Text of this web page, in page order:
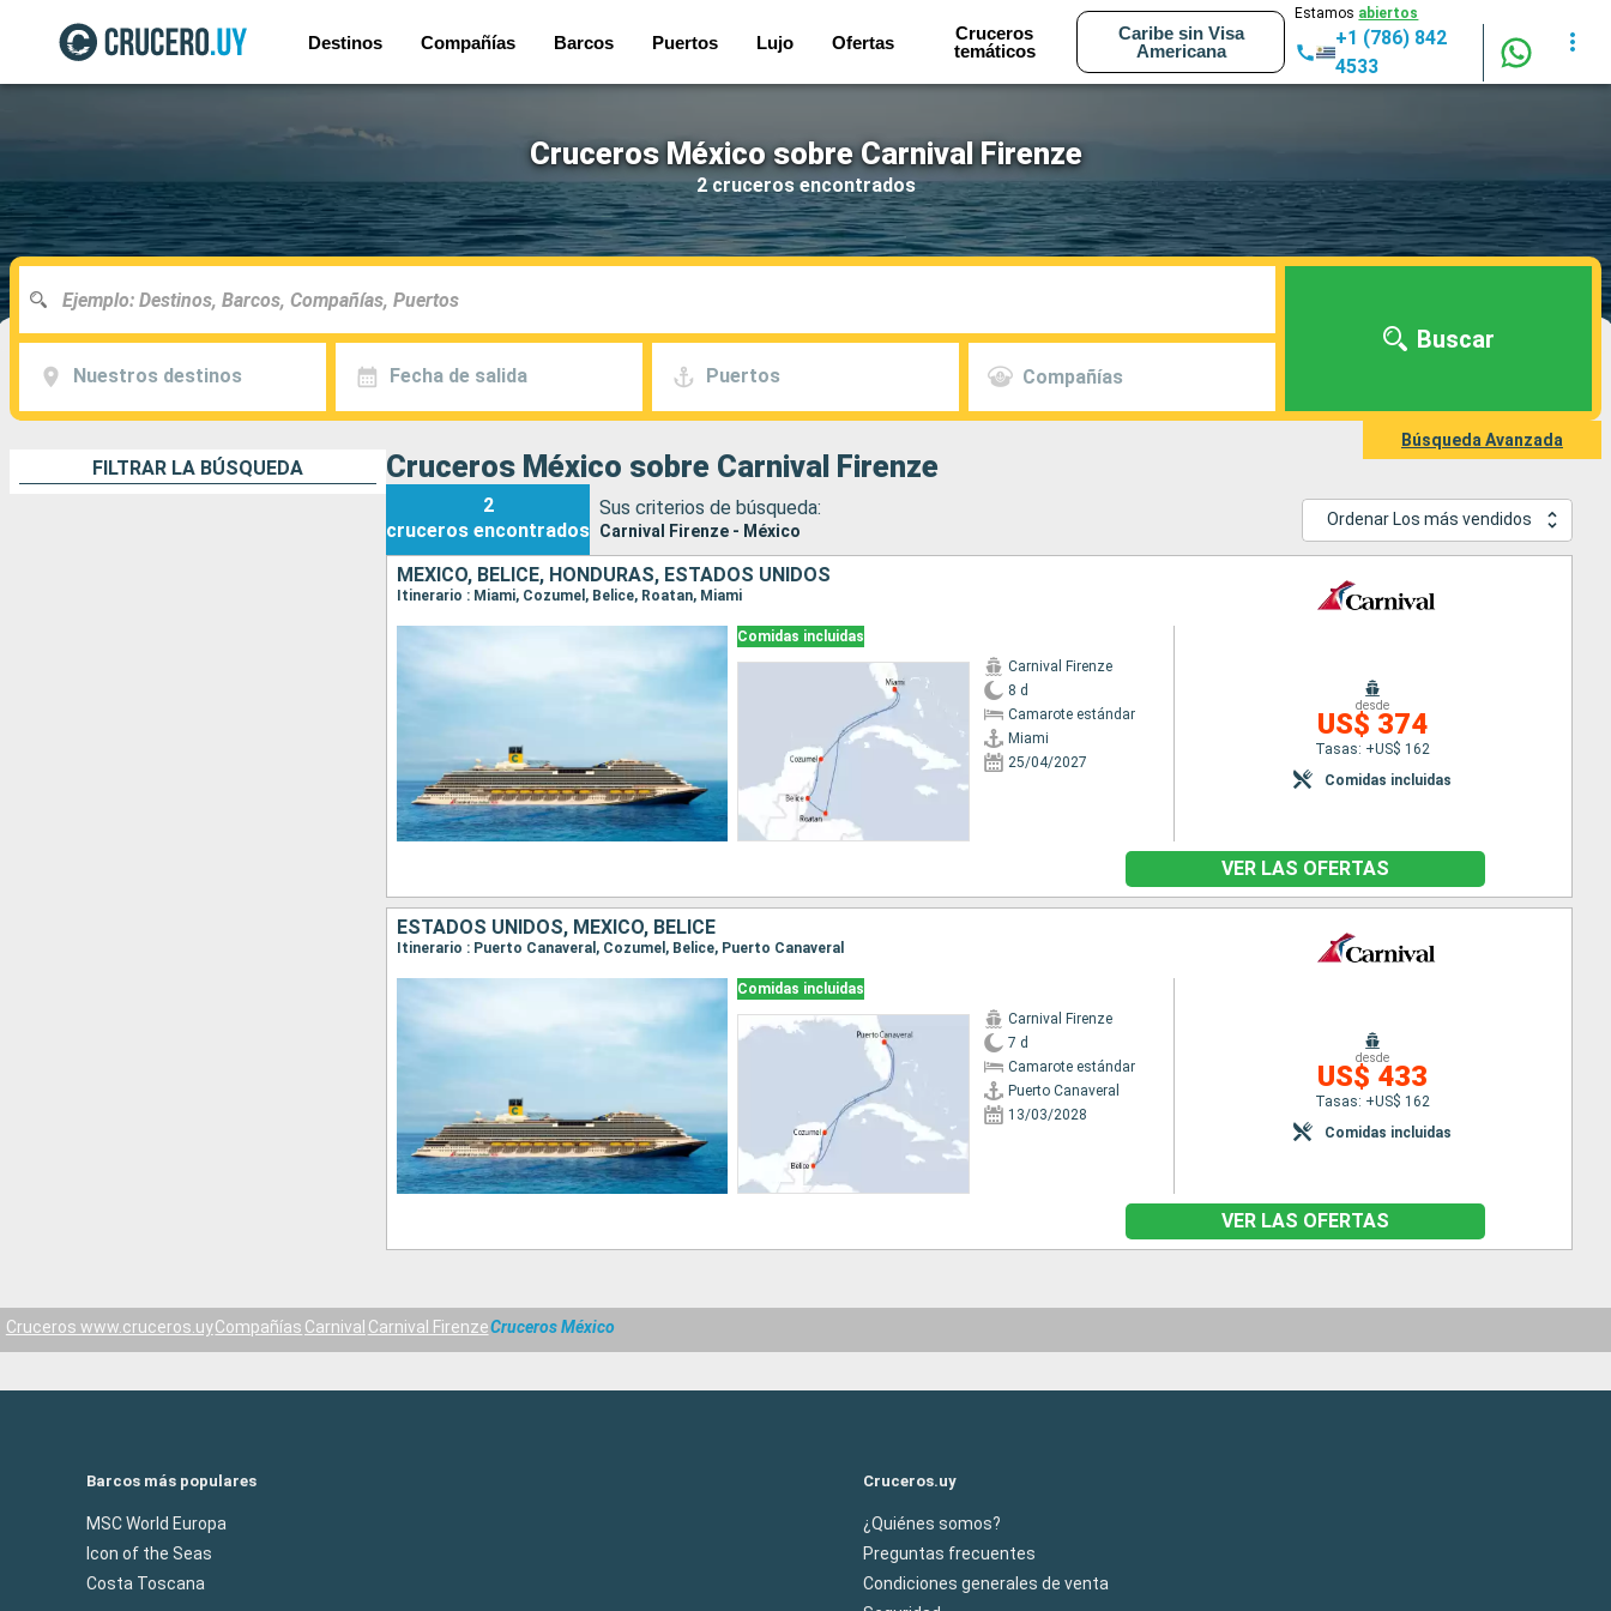
Destinos Compañías Barcos Puertos Lujo Ofertas
Cruceros
temáticos
Caribe sin Visa
Americana
Estamos abiertos
+1 (786) 842
4533
Cruceros México sobre Carnival Firenze
2 cruceros encontrados
Nuestros destinos Fecha de salida Puertos Compañías
Buscar
Búsqueda Avanzada
FILTRAR LA BÚSQUEDA Cruceros México sobre Carnival Firenze
2
cruceros encontrados
Sus criterios de búsqueda:
Carnival Firenze - México
Ordenar Los más vendidos
MÉXICO, BELICE, HONDURAS, ESTADOS UNIDOS
Itinerario : Miami, Cozumel, Belice, Roatan, Miami
Comidas incluidas
Carnival Firenze
8 d
Camarote estándar
Miami
25/04/2027
desde
US$ 374
Tasas: +US$ 162
Comidas incluidas
VER LAS OFERTAS
ESTADOS UNIDOS, MÉXICO, BELICE
Itinerario : Puerto Canaveral, Cozumel, Belice, Puerto Canaveral
Comidas incluidas
Carnival Firenze
7 d
Camarote estándar
Puerto Canaveral
13/03/2028
desde
US$ 433
Tasas: +US$ 162
Comidas incluidas
VER LAS OFERTAS
Cruceros www.cruceros.uyCompañías Carnival Carnival FirenzeCruceros México
Barcos más populares
MSC World Europa
Icon of the Seas
Costa Toscana
Cruceros.uy
¿Quiénes somos?
Preguntas frecuentes
Condiciones generales de venta